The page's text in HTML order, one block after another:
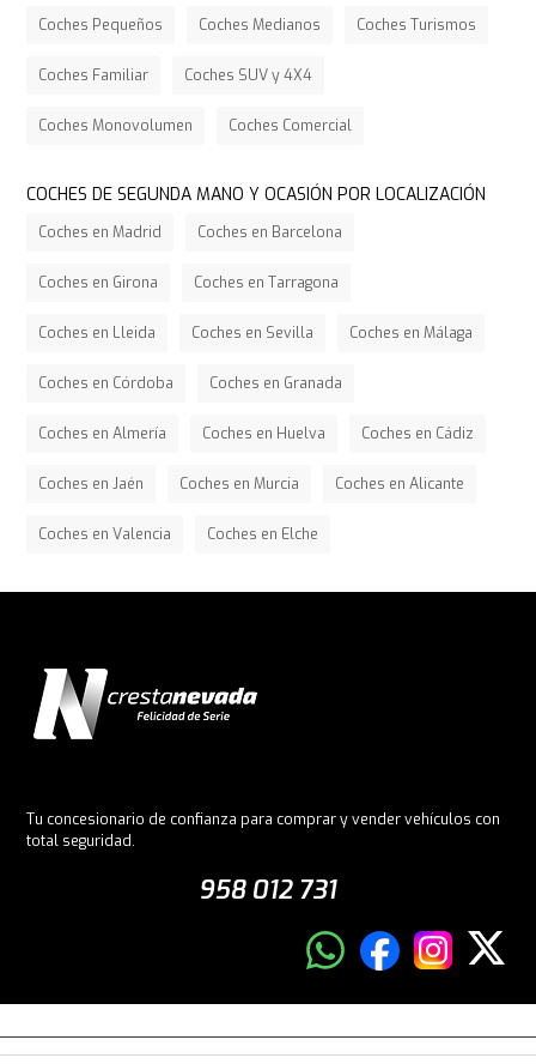
Coches Pequeños Coches Medianos Coches Turismos
Coches Familiar Coches SUV y 4X4
Coches Monovolumen Coches Comercial
COCHES DE SEGUNDA MANO Y OCASIÓN POR LOCALIZACIÓN
Coches en Madrid Coches en Barcelona
Coches en Girona Coches en Tarragona
Coches en Lleida Coches en Sevilla Coches en Málaga
Coches en Córdoba Coches en Granada
Coches en Almería Coches en Huelva Coches en Cádiz
Coches en Jaén Coches en Murcia Coches en Alicante
Coches en Valencia Coches en Elche
Tu concesionario de confianza para comprar y vender vehículos con
total seguridad.
958 012 731